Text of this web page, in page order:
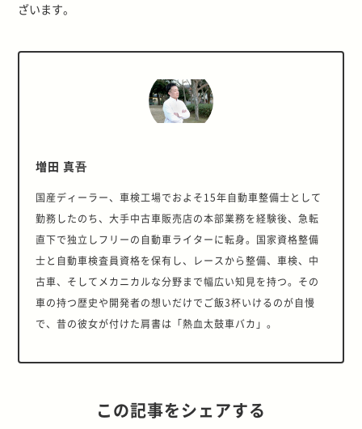
ざいます。
増田 真吾
国産ディーラー、車検工場でおよそ15年自動車整備士として
勤務したのち、大手中古車販売店の本部業務を経験後、急転
直下で独立しフリーの自動車ライターに転身。国家資格整備
士と自動車検査員資格を保有し、レースから整備、車検、中
古車、そしてメカニカルな分野まで幅広い知見を持つ。その
車の持つ歴史や開発者の想いだけでご飯3杯いけるのが自慢
で、昔の彼女が付けた肩書は「熱血太鼓車バカ」。
この記事をシェアする